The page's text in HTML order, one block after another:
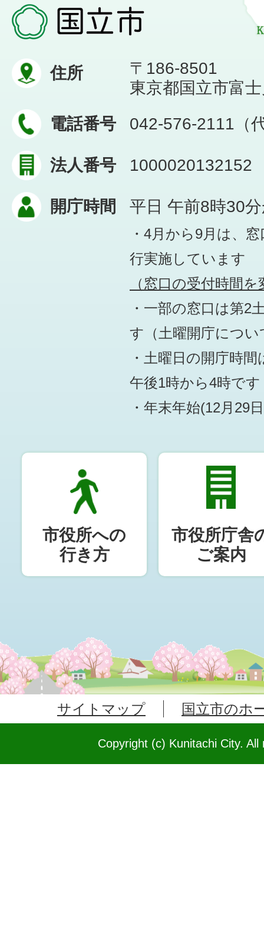
住所
〒186-8501
東京都国立市富
電話番号
042-576-2111（
法人番号 1000020132152
開庁時間 平日 午前8時30
・4月から9月は、
行実施しています
（窓口の受付時間
・一部の窓口は第2
す （土曜開庁につ
・土曜日の開庁時
午後1時から4時です
・年末年始(12月29
市役所への
行き方
市役所庁舎
ご案内
サイトマップ 国立市のホ
Copyright (c) Kunitachi City.